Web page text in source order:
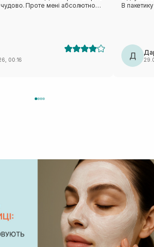
абсолютно
(лише через лекало).
00:16
В
класна
Д